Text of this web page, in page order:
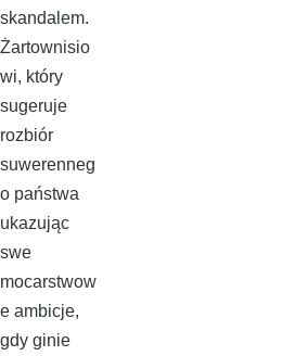
skandalem.
Żartownisio
wi, który
sugeruje
rozbiór
suwerenneg
o państwa
ukazując
swe
mocarstwow
e ambicje,
gdy ginie